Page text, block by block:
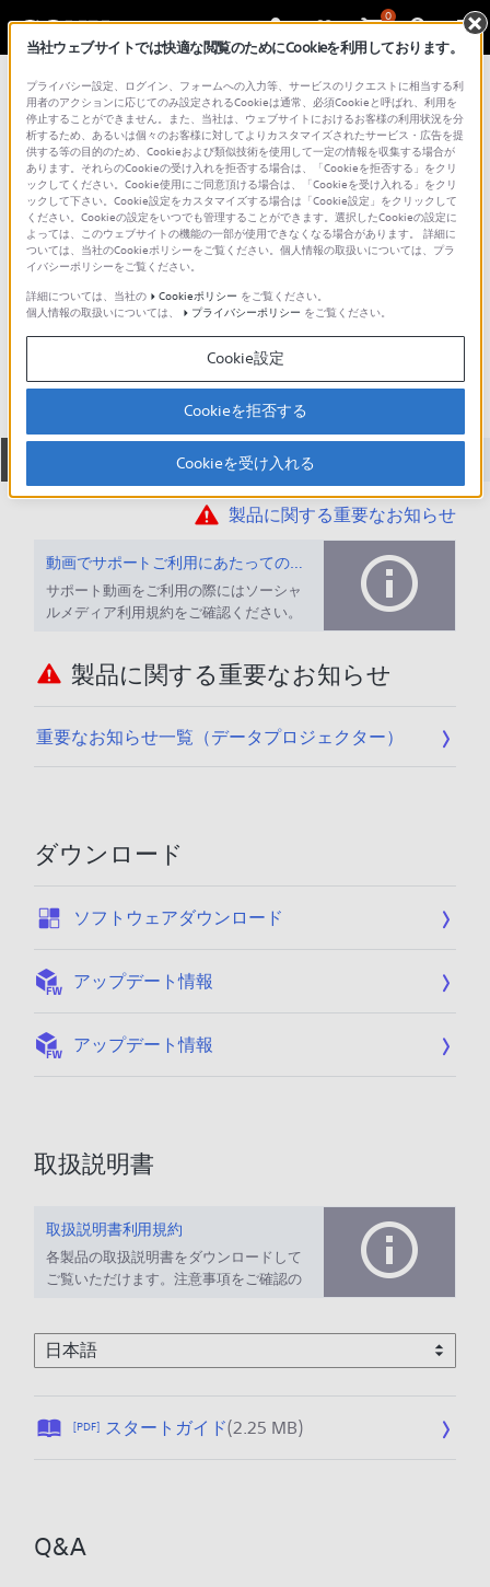
0
総合サポート・お問い合わせ プロフェッショナルプロジェクター
VPL-EX4
ダウンロード 取扱説明書
製品に関する重要なお知らせ
動画でサポートご利用にあたってのお願い
サポート動画をご利用の際にはソーシャ
ルメディア利用規約をご確認ください。
製品に関する重要なお知らせ
重要なお知らせ一覧（データプロジェクター）
ダウンロード
ソフトウェアダウンロード
アップデート情報
アップデート情報
取扱説明書
取扱説明書利用規約
各製品の取扱説明書をダウンロードして
ご覧いただけます。注意事項をご確認の
[PDF] スタートガイド(2.25 MB)公
Q&A
当社ウェブサイトでは快適な閲覧のためにCookieを利用しております。
プライバシー設定、ログイン、フォームへの入力等、サービスのリクエストに相当する利
用者のアクションに応じてのみ設定されるCookieは通常、必須Cookieと呼ばれ、利用を
停止することができません。また、当社は、ウェブサイトにおけるお客様の利用状況を分
析するため、あるいは個々のお客様に対してよりカスタマイズされたサービス・広告を提
供する等の目的のため、Cookieおよび類似技術を使用して一定の情報を収集する場合が
あります。それらのCookieの受け入れを拒否する場合は、「Cookieを拒否する」をクリ
ックしてください。Cookie使用にご同意頂ける場合は、「Cookieを受け入れる」をクリ
ックして下さい。Cookie設定をカスタマイズする場合は「Cookie設定」をクリックして
ください。Cookieの設定をいつでも管理することができます。選択したCookieの設定に
よっては、このウェブサイトの機能の一部が使用できなくなる場合があります。 詳細に
ついては、当社のCookieポリシーをご覧ください。個人情報の取扱いについては、プラ
イバシーポリシーをご覧ください。
詳細については、当社の
Cookieポリシー をご覧ください。
個人情報の取扱いについては、
プライバシーポリシー をご覧ください。
Cookie設定
Cookieを拒否する
Cookieを受け入れる